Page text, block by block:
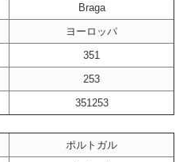
Braga
ヨーロッパ
351
253
351253
ポルトガル